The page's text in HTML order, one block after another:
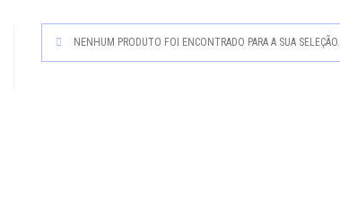
NENHUM PRODUTO FOI ENCONTRADO PARA A SUA SELEÇÃO.